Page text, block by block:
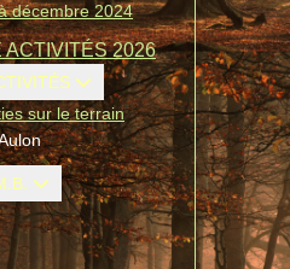
décembre 2024
ACTIVITÉS 2026
sur le terrain